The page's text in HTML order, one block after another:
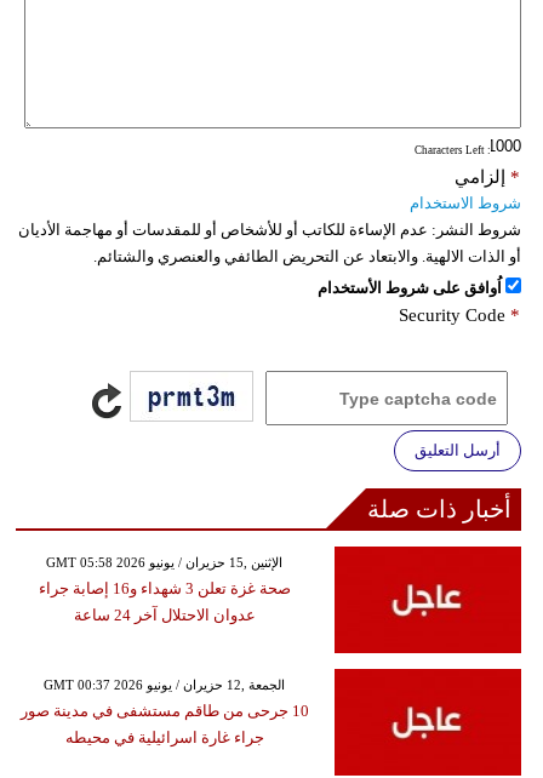
: Characters Left
إلزامي *
شروط الاستخدام
شروط النشر: عدم الإساءة للكاتب أو للأشخاص أو للمقدسات أو مهاجمة الأديان
أو الذات الالهية. والابتعاد عن التحريض الطائفي والعنصري والشتائم.
اُوافق على شروط الأستخدام
Security Code *
أرسل التعليق
أخبار ذات صلة
GMT 05:58 2026 الإثنين ,15 حزيران / يونيو
صحة غزة تعلن 3 شهداء و16 إصابة جراء
عدوان الاحتلال آخر 24 ساعة
GMT 00:37 2026 الجمعة ,12 حزيران / يونيو
10 جرحى من طاقم مستشفى في مدينة صور
جراء غارة اسرائيلية في محيطه